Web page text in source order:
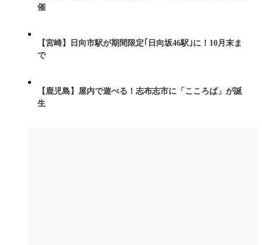
催
【宮崎】日向市駅が期間限定｢日向坂46駅｣に！10月末ま
で
【鹿児島】屋内で遊べる！志布志市に「こころば」が誕
生